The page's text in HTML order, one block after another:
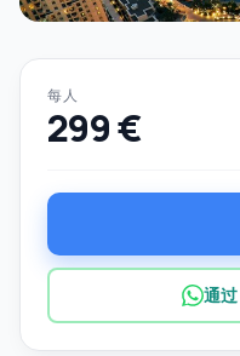
每人
299 €
通